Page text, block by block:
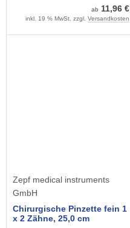
ab 11,96 €
inkl. 19 % MwSt. zzgl. Versandkosten
Zepf medical instruments
GmbH
Chirurgische Pinzette fein 1
x 2 Zähne, 25,0 cm